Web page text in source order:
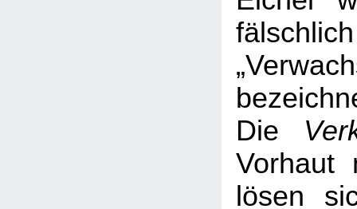
Die
Vorhaut
lösen